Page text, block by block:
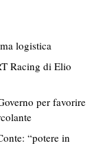
logistica
Racing di Elio
per favorire
“potere in